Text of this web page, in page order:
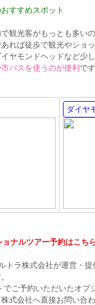
すすめスポット
観光客がもっとも多い
れば徒歩で観光やショ
ヤモンドヘッドなど少
バスを使うのが便利です
ダイヤ
ナルツアー予約はこちら
トラ株式会社が運営・提
でご予約いただいたオプ
式会社へ直接お問い合わ